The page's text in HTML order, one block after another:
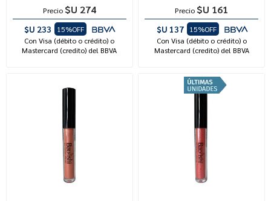
Precio $U 274
$U 233
15%OFF
Con Visa (débito o crédito) o
Mastercard (credito) del BBVA
Precio $U 161
$U 137
15%OFF
Con Visa (débito o crédito) o
Mastercard (credito) del BBVA